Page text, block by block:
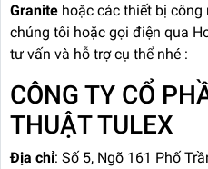
Granite hoặc các thiết bị
chúng tôi hoặc gọi điện qua
tư vấn và hỗ trợ cụ thể nhé :
CÔNG TY CỔ
THUẬT TULEX
Địa chỉ: Số 5, Ngõ 161 Phố